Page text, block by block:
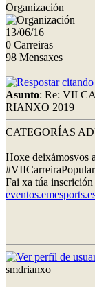
Organización
13/06/16
0 Carreiras
98 Mensaxes
Asunto: Re: VII
RIANXO 2019
CATEGORÍAS
Hoxe deixámosvos
Fai xa túa inscrición
smdrianxo